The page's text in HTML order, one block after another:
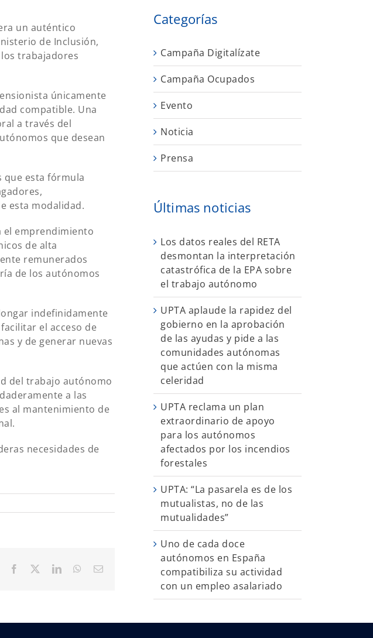
un auténtico
de Inclusión,
trabajadores
únicamente
compatible. Una
a través del
que desean
que esta fórmula
esta modalidad.
el emprendimiento
de alta
remunerados
de los autónomos
indefinidamente
el acceso de
y de generar nuevas
del trabajo autónomo
a las
al mantenimiento de
necesidades de
Facebook LinkedInWhatsApp
Correo
Categorías
Campaña Digitalízate
Campaña Ocupados
Evento
Noticia
Prensa
Últimas noticias
Los datos reales del RETA
desmontan la interpretación
catastrófica de la EPA sobre
el trabajo autónomo
UPTA aplaude la rapidez del
gobierno en la aprobación
de las ayudas y pide a las
comunidades autónomas
que actúen con la misma
celeridad
UPTA reclama un plan
extraordinario de apoyo
para los autónomos
afectados por los incendios
forestales
UPTA: “La pasarela es de los
mutualistas, no de las
mutualidades”
Uno de cada doce
autónomos en España
compatibiliza su actividad
con un empleo asalariado